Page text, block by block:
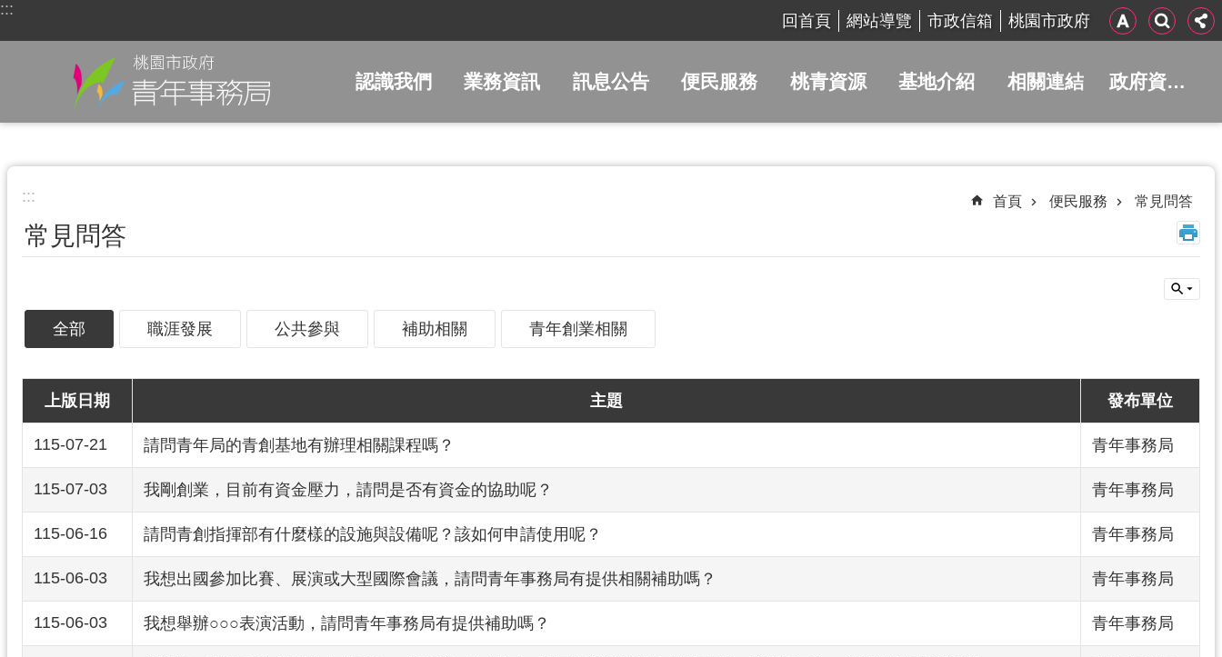
跳到主要內容區塊
:::
回首頁 網站導覽 市政信箱 桃園市政府
認識我們 業務資訊 訊息公告 便民服務 桃青資源 基地介紹 相關連結 政府資訊公開
::: 首頁 便民服務 常見問答
常見問答
全部 職涯發展 公共參與 補助相關 青年創業相關
上版日期 主題 發布單位
115-07-21 請問青年局的青創基地有辦理相關課程嗎？ 青年事務局
115-07-03 我剛創業，目前有資金壓力，請問是否有資金的協助呢？ 青年事務局
115-06-16 請問青創指揮部有什麼樣的設施與設備呢？該如何申請使用呢？ 青年事務局
115-06-03 我想出國參加比賽、展演或大型國際會議，請問青年事務局有提供相關補助嗎？ 青年事務局
115-06-03 我想舉辦○○○表演活動，請問青年事務局有提供補助嗎？ 青年事務局